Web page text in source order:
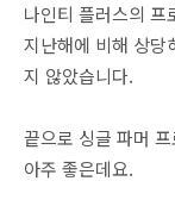
나인티 플러스의 프
지난해에 비해 상당
지 않았습니다.
끝으로 싱글 파머
아주 좋은데요.